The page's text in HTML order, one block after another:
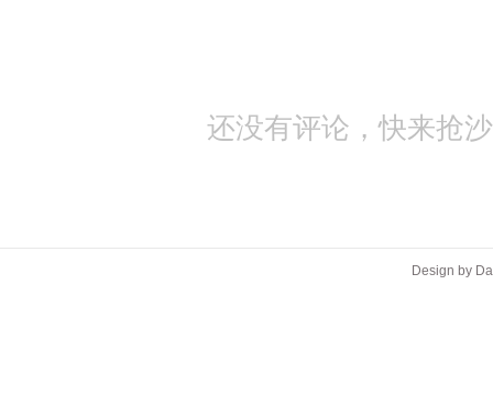
还没有评论，快来抢
Design by